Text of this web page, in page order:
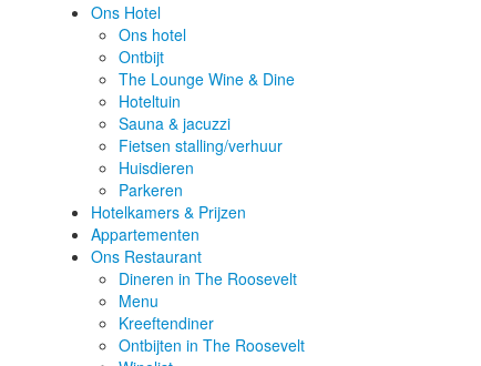
Ons Hotel
Ons hotel
Ontbijt
The Lounge Wine & Dine
Hoteltuin
Sauna & jacuzzi
Fietsen stalling/verhuur
Huisdieren
Parkeren
Hotelkamers & Prijzen
Appartementen
Ons Restaurant
Dineren in The Roosevelt
Menu
Kreeftendiner
Ontbijten in The Roosevelt